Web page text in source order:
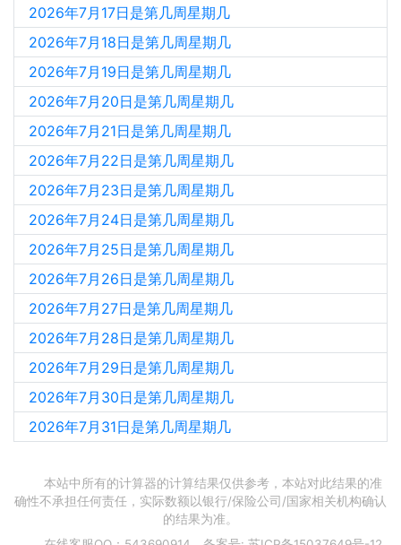
2026年7月17日是第几周星期几
2026年7月18日是第几周星期几
2026年7月19日是第几周星期几
2026年7月20日是第几周星期几
2026年7月21日是第几周星期几
2026年7月22日是第几周星期几
2026年7月23日是第几周星期几
2026年7月24日是第几周星期几
2026年7月25日是第几周星期几
2026年7月26日是第几周星期几
2026年7月27日是第几周星期几
2026年7月28日是第几周星期几
2026年7月29日是第几周星期几
2026年7月30日是第几周星期几
2026年7月31日是第几周星期几
本站中所有的计算器的计算结果仅供参考，本站对此结果的准
确性不承担任何责任，实际数额以银行/保险公司/国家相关机构确认
的结果为准。